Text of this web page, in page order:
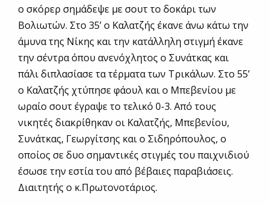
ο σκόρερ σημάδεψε με σουτ το δοκάρι των
Βολιωτών. Στο 35’ ο Καλατζής έκανε άνω κάτω την
άμυνα της Νίκης και την κατάλληλη στιγμή έκανε
την σέντρα όπου ανενόχλητος ο Συνάτκας και
πάλι διπλασίασε τα τέρματα των Τρικάλων. Στο 55’
ο Καλατζής χτύπησε φάουλ και ο Μπεβενίου με
ωραίο σουτ έγραψε το τελικό 0-3. Από τους
νικητές διακρίθηκαν οι Καλατζής, Μπεβενίου,
Συνάτκας, Γεωργίτσης και ο Σιδηρόπουλος, ο
οποίος σε δυο σημαντικές στιγμές του παιχνιδιού
έσωσε την εστία του από βέβαιες παραβιάσεις.
Διαιτητής ο κ.Πρωτονοτάριος.